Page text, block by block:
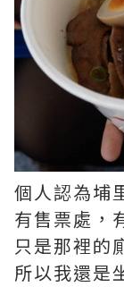
個人認為埔
有售票處，
只是那裡的
所以我還是